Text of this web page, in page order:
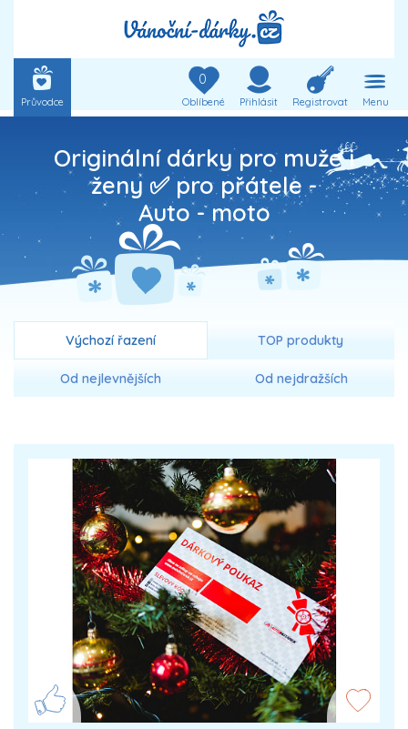
Průvodce
0
Oblíbené Přihlásit Registrovat Menu
Originální dárky pro muže i
ženy ✅ pro přátele -
Auto - moto
Výchozí řazení TOP produkty
Od nejlevnějších Od nejdražších